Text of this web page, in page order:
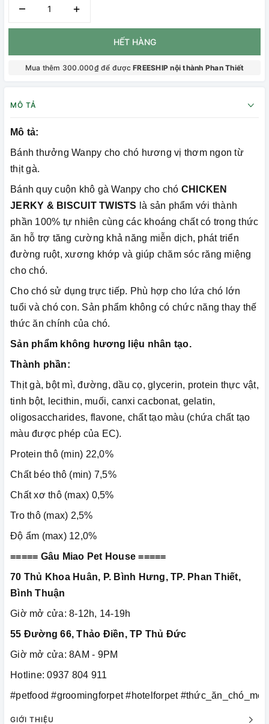
– +
HẾT HÀNG
Mua thêm 300.000₫ để đượcFREESHIP nội thành Phan Thiết
MÔ TẢ
Mô tả:
Bánh thưởng Wanpy cho chó hương vị thơm ngon từ
thịt gà.
Bánh quy cuộn khô gà Wanpy cho chó CHICKEN
JERKY & BISCUIT TWISTS là sản phẩm với thành
phần 100% tự nhiên cùng các khoáng chất có trong thức
ăn hỗ trợ tăng cường khả năng miễn dịch, phát triển
đường ruột, xương khớp và giúp chăm sóc răng miệng
cho chó.
Cho chó sử dụng trực tiếp. Phù hợp cho lứa chó lớn
tuổi và chó con. Sản phẩm không có chức năng thay thế
thức ăn chính của chó.
Sản phẩm không hương liệu nhân tạo.
Thành phần:
Thịt gà, bột mì, đường, dầu cọ, glycerin, protein thực vật,
tinh bột, lecithin, muối, canxi cacbonat, gelatin,
oligosaccharides, flavone, chất tạo màu (chứa chất tạo
màu được phép của EC).
Protein thô (min) 22,0%
Chất béo thô (min) 7,5%
Chất xơ thô (max) 0,5%
Tro thô (max) 2,5%
Độ ẩm (max) 12,0%
===== Gâu Miao Pet House =====
70 Thủ Khoa Huân, P. Bình Hưng, TP. Phan Thiết,
Bình Thuận
Giờ mở cửa: 8-12h, 14-19h
55 Đường 66, Thảo Điền, TP Thủ Đức
Giờ mở cửa: 8AM - 9PM
Hotline: 0937 804 911
#petfood #groomingforpet #hotelforpet
GIỚI THIỆU